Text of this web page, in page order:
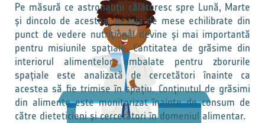
Pe măsură ce astronauții călătoresc spre Lună, Marte
și dincolo de acestea, nevoia de mese echilibrate din
punct de vedere nutrițional devine și mai importantă
pentru misiunile spațiale. Cantitatea de grăsime din
interiorul alimentelor ambalate pentru zborurile
spațiale este analizată de cercetători înainte ca
acestea să fie trimise în spațiu. Conținutul de grăsimi
din alimente este monitorizat înainte de consum de
către dieteticieni și cercetători în domeniul alimentar.